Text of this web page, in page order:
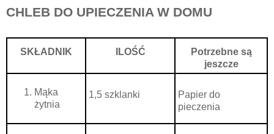
CHLEB DO UPIECZENIA W DOMU
SKŁADNIK ILOŚĆ
Potrzebne są
jeszcze
Mąka
żytnia
1,5 szklanki
Papier do
pieczenia